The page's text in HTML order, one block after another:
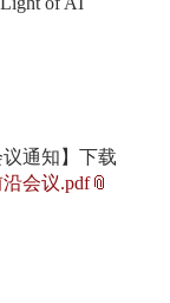
通知】下载
会议.pdf